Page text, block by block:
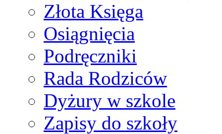
Złota Księga
Osiągnięcia
Podręczniki
Rada Rodziców
Dyżury w szkole
Zapisy do szkoły